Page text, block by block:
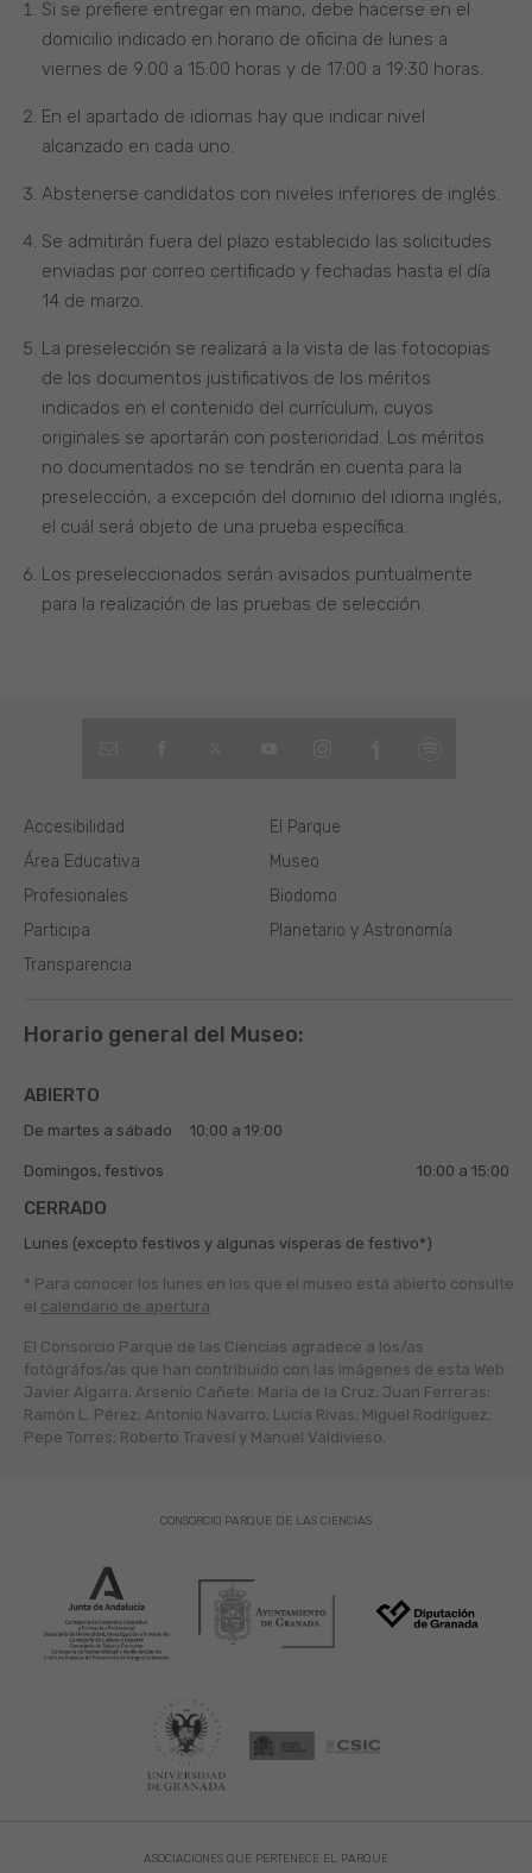
Si se prefiere entregar en mano, debe hacerse en el
domicilio indicado en horario de oficina de lunes a
viernes de 9:00 a 15:00 horas y de 17:00 a 19:30 horas.
En el apartado de idiomas hay que indicar nivel
alcanzado en cada uno.
Abstenerse candidatos con niveles inferiores de inglés.
Se admitirán fuera del plazo establecido las solicitudes
enviadas por correo certificado y fechadas hasta el día
14 de marzo.
La preselección se realizará a la vista de las fotocopias
de los documentos justificativos de los méritos
indicados en el contenido del currículum, cuyos
originales se aportarán con posterioridad. Los méritos
no documentados no se tendrán en cuenta para la
preselección, a excepción del dominio del idioma inglés,
el cuál será objeto de una prueba específica.
Los preseleccionados serán avisados puntualmente
para la realización de las pruebas de selección.
El Parque
Museo
Biodomo
Planetario y Astronomía
Área Educativa
Profesionales
Participa
Transparencia
Accesibilidad
Horario general del Museo:
ABIERTO
De martes a sábado 10:00 a 19:00
Domingos, festivos 10:00 a 15:00
CERRADO
Lunes (excepto festivos y algunas vísperas de festivo*)
* Para conocer los lunes en los que el museo está abierto consulte
el calendario de apertura
El Consorcio Parque de las Ciencias agradece a los/as
fotógráfos/as que han contribuido con las imágenes de esta Web:
Javier Algarra; Arsenio Cañete; María de la Cruz; Juan Ferreras;
Ramón L. Pérez; Antonio Navarro; Lucía Rivas; Miguel Rodríguez;
Pepe Torres; Roberto Travesí y Manuel Valdivieso.
ASOCIACIONES QUE PERTENECE EL PARQUE
CONSORCIO PARQUE DE LAS CIENCIAS